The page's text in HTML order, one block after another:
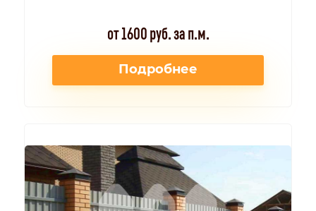
от 1600 руб. за п.м.
Подробнее